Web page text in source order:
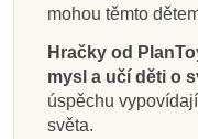
mohou těmto
Hračky od
mysl a učí děti o
úspěchu
světa.